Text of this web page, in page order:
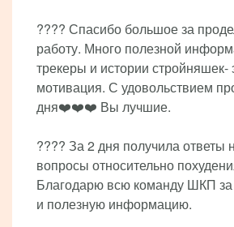
???? Спасибо большое за
работу. Много полезной
трекеры и истории стройняшек-
мотивация. С удовольствием
дня❤️❤️❤️ Вы лучшие.
???? За 2 дня получила ответы
вопросы относительно
Благодарю всю команду ШКП
и полезную информацию.